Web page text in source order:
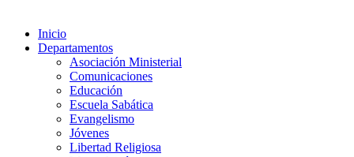
Inicio
Departamentos
Asociación Ministerial
Comunicaciones
Educación
Escuela Sabática
Evangelismo
Jóvenes
Libertad Religiosa